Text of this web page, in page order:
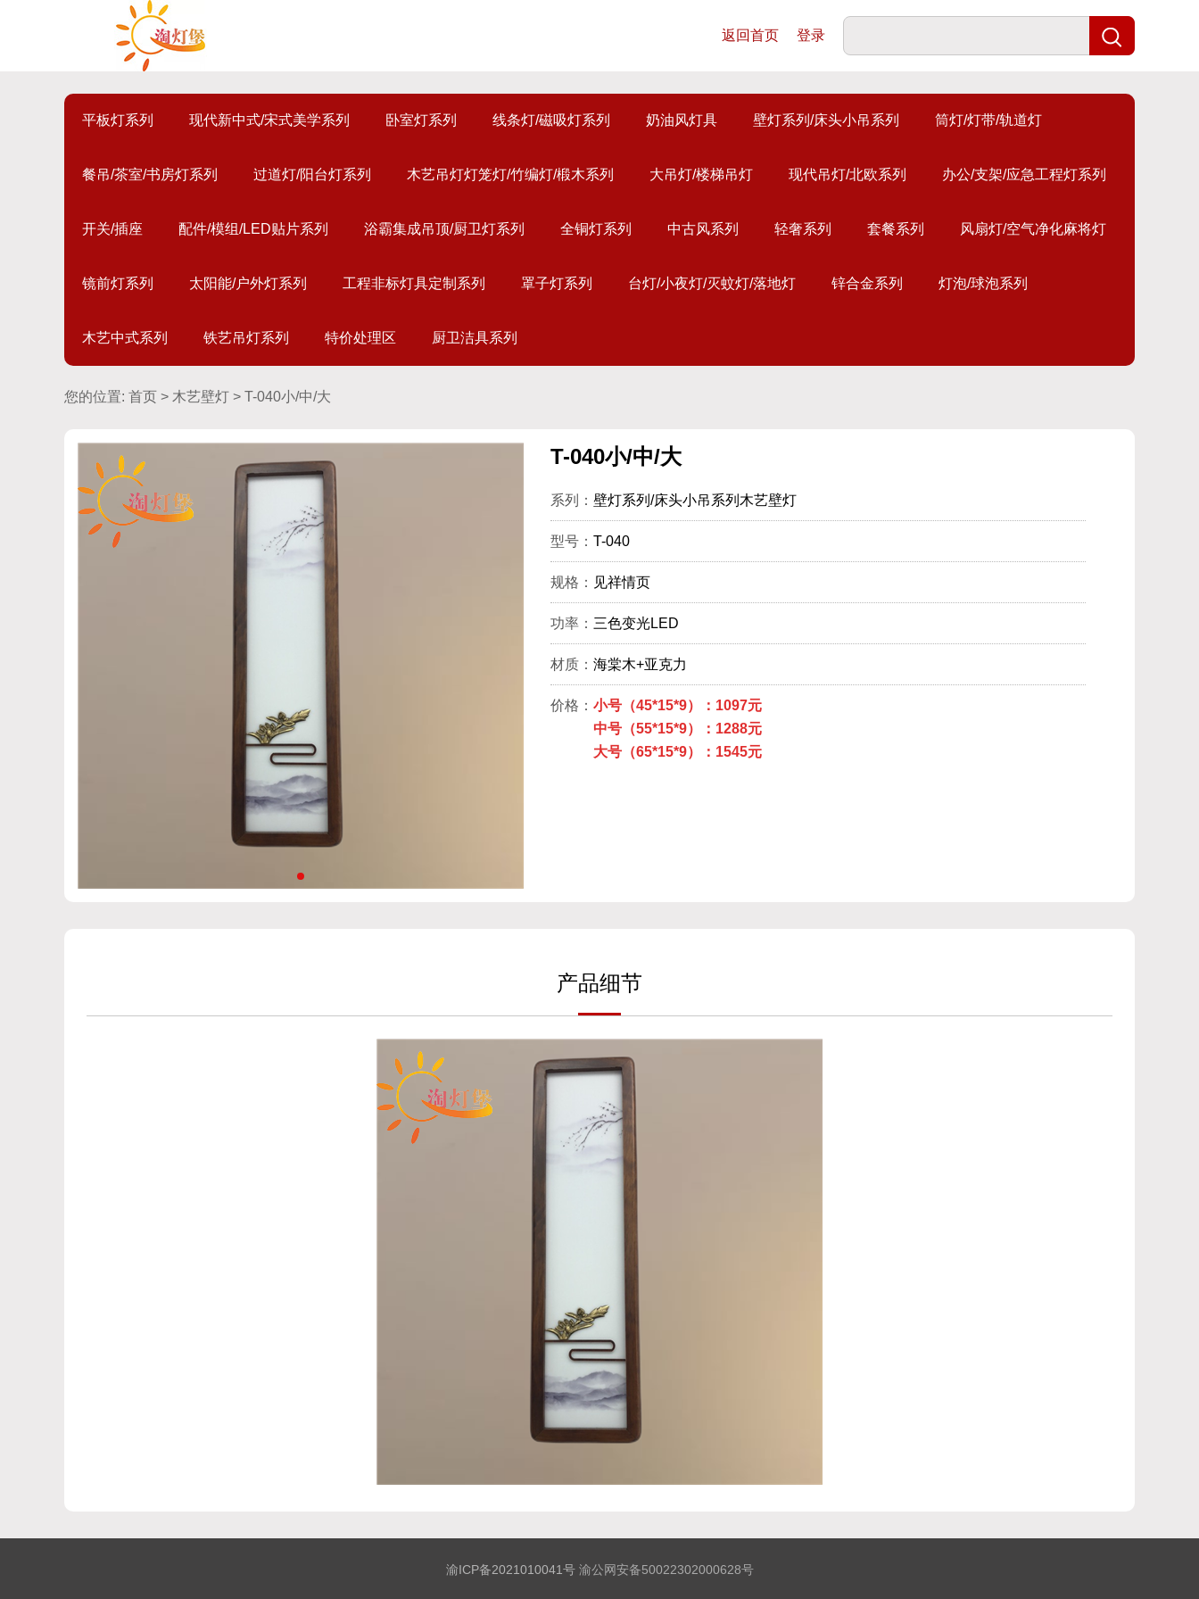
返回首页 登录
平板灯系列 现代新中式/宋式美学系列 卧室灯系列 线条灯/磁吸灯系列 奶油风灯具 壁灯系列/床头小吊系列 筒灯/灯带/轨道灯
餐吊/茶室/书房灯系列 过道灯/阳台灯系列 木艺吊灯灯笼灯/竹编灯/椴木系列 大吊灯/楼梯吊灯 现代吊灯/北欧系列 办公/支架/应急工程灯系列
开关/插座 配件/模组/LED贴片系列 浴霸集成吊顶/厨卫灯系列 全铜灯系列 中古风系列 轻奢系列 套餐系列 风扇灯/空气净化麻将灯
镜前灯系列 太阳能/户外灯系列 工程非标灯具定制系列 罩子灯系列 台灯/小夜灯/灭蚊灯/落地灯 锌合金系列 灯泡/球泡系列
木艺中式系列 铁艺吊灯系列 特价处理区 厨卫洁具系列
您的位置: 首页 > 木艺壁灯 > T-040小/中/大
T-040小/中/大
系列： 壁灯系列/床头小吊系列木艺壁灯
型号： T-040
规格： 见祥情页
功率： 三色变光LED
材质： 海棠木+亚克力
价格： 小号（45*15*9）：1097元
中号（55*15*9）：1288元
大号（65*15*9）：1545元
产品细节
渝ICP备2021010041号渝公网安备50022302000628号